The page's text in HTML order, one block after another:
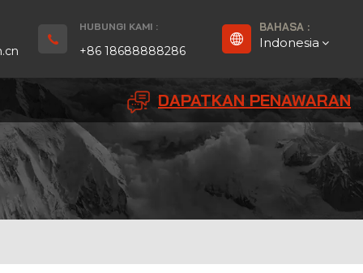
HUBUNGI KAMI :
+86 18688888286
BAHASA :
Indonesia
Español
DAPATKAN PENAWARAN